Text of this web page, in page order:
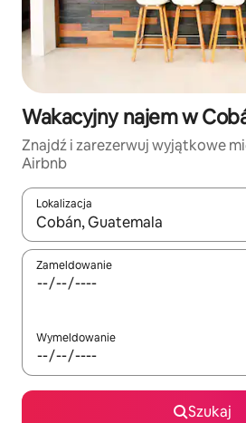
Wakacyjny najem w
Znajdź i zarezerwuj wyjątkowe
Airbnb
Lokalizacja
Gdy wyniki będą dostępne,
Zameldowanie
Wymeldowanie
Szukaj